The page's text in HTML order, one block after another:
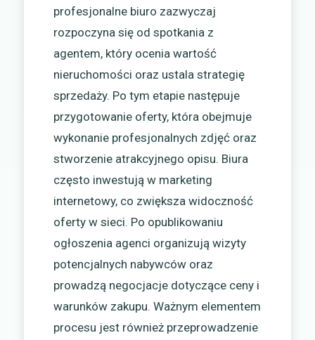
profesjonalne biuro zazwyczaj
rozpoczyna się od spotkania z
agentem, który ocenia wartość
nieruchomości oraz ustala strategię
sprzedaży. Po tym etapie następuje
przygotowanie oferty, która obejmuje
wykonanie profesjonalnych zdjęć oraz
stworzenie atrakcyjnego opisu. Biura
często inwestują w marketing
internetowy, co zwiększa widoczność
oferty w sieci. Po opublikowaniu
ogłoszenia agenci organizują wizyty
potencjalnych nabywców oraz
prowadzą negocjacje dotyczące ceny i
warunków zakupu. Ważnym elementem
procesu jest również przeprowadzenie